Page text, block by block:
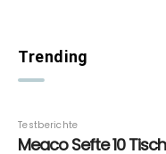
Trending